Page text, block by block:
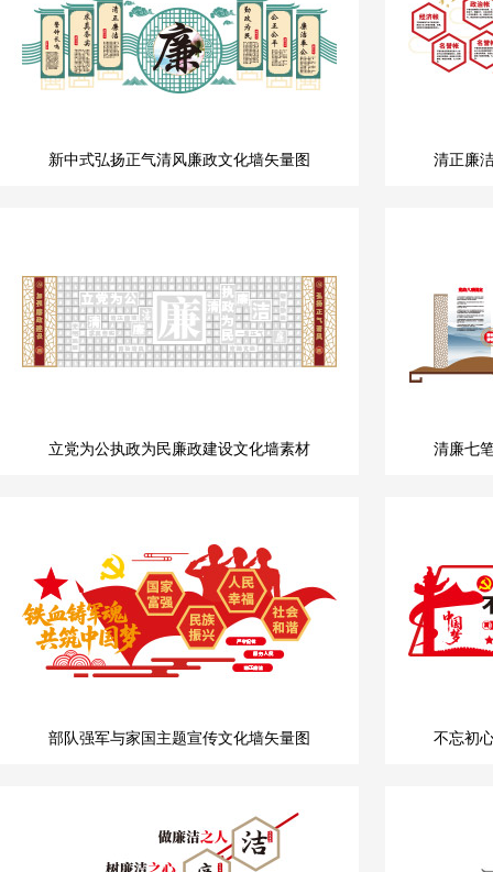
新中式弘扬正气清风廉政文化墙矢量图 清正廉
立党为公执政为民廉政建设文化墙素材 清廉七
部队强军与家国主题宣传文化墙矢量图 不忘初